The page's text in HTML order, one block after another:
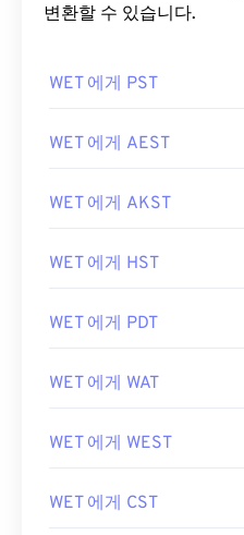
변환할 수 있습니다.
WET 에게 PST
WET 에게 AEST
WET 에게 AKST
WET 에게 HST
WET 에게 PDT
WET 에게 WAT
WET 에게 WEST
WET 에게 CST